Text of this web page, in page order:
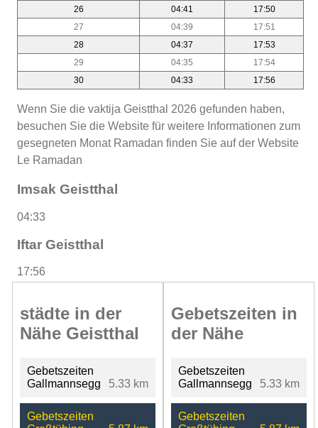
26
04:41
17:50
27
04:39
17:51
28
04:37
17:53
29
04:35
17:54
30
04:33 17:56
Wenn Sie die vaktija Geistthal 2026 gefunden haben,
besuchen Sie die Website für weitere Informationen zum
gesegneten Monat Ramadan finden Sie auf der Website
Le Ramadan
Imsak Geistthal
04:33
Iftar Geistthal
17:56
städte in der
Nähe Geistthal
Gebetszeiten
Gallmannsegg
5.33 km
Gebetszeiten
Gebetszeiten in
der Nähe
Gebetszeiten
Gallmannsegg
5.33 km
Gebetszeiten